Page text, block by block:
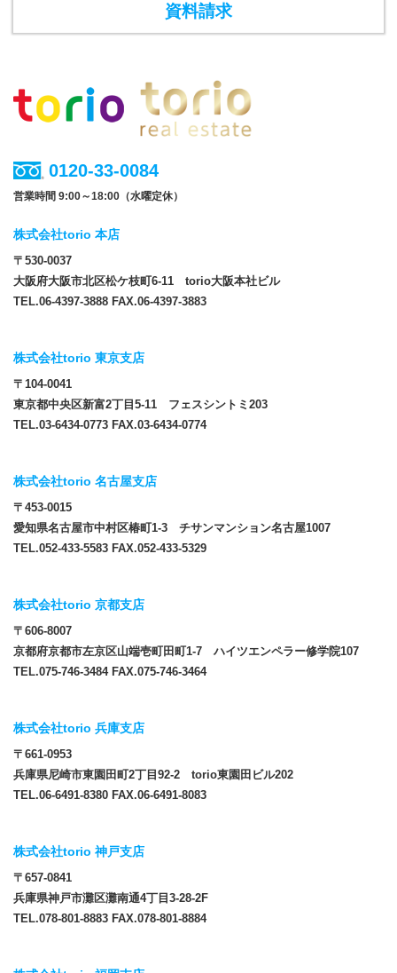
資料請求
0120-33-0084
営業時間 9:00～18:00（水曜定休）
株式会社torio 本店
〒530-0037
大阪府大阪市北区松ケ枝町6-11 torio大阪本社ビル
TEL.06-4397-3888 FAX.06-4397-3883
株式会社torio 東京支店
〒104-0041
東京都中央区新富2丁目5-11 フェスシントミ203
TEL.03-6434-0773 FAX.03-6434-0774
株式会社torio 名古屋支店
〒453-0015
愛知県名古屋市中村区椿町1-3 チサンマンション名古屋1007
TEL.052-433-5583 FAX.052-433-5329
株式会社torio 京都支店
〒606-8007
京都府京都市左京区山端壱町田町1-7 ハイツエンペラー修学院107
TEL.075-746-3484 FAX.075-746-3464
株式会社torio 兵庫支店
〒661-0953
兵庫県尼崎市東園田町2丁目92-2 torio東園田ビル202
TEL.06-6491-8380 FAX.06-6491-8083
株式会社torio 神戸支店
〒657-0841
兵庫県神戸市灘区灘南通4丁目3-28-2F
TEL.078-801-8883 FAX.078-801-8884